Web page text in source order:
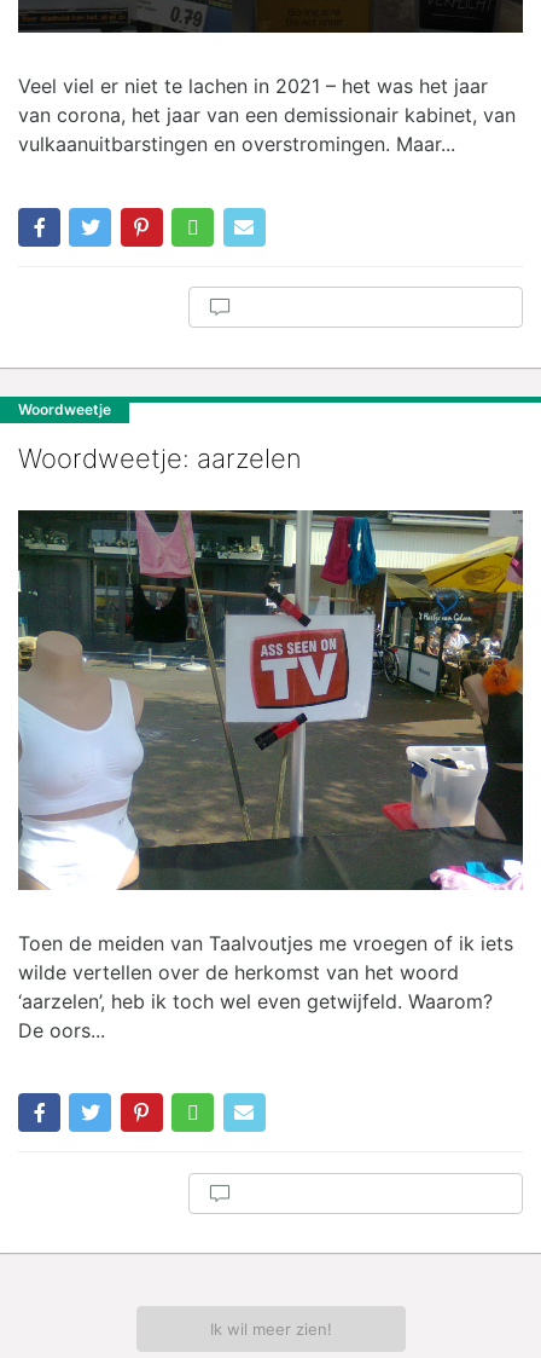
Veel viel er niet te lachen in 2021 – het was het jaar
van corona, het jaar van een demissionair kabinet, van
vulkaanuitbarstingen en overstromingen. Maar...
Woordweetje
Woordweetje: aarzelen
Toen de meiden van Taalvoutjes me vroegen of ik iets
wilde vertellen over de herkomst van het woord
‘aarzelen’, heb ik toch wel even getwijfeld. Waarom?
De oors...
Ik wil meer zien!